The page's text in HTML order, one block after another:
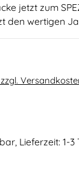
jetzt zum
den wertigen
Bewertung von 0
Lieferzeit: 1-3